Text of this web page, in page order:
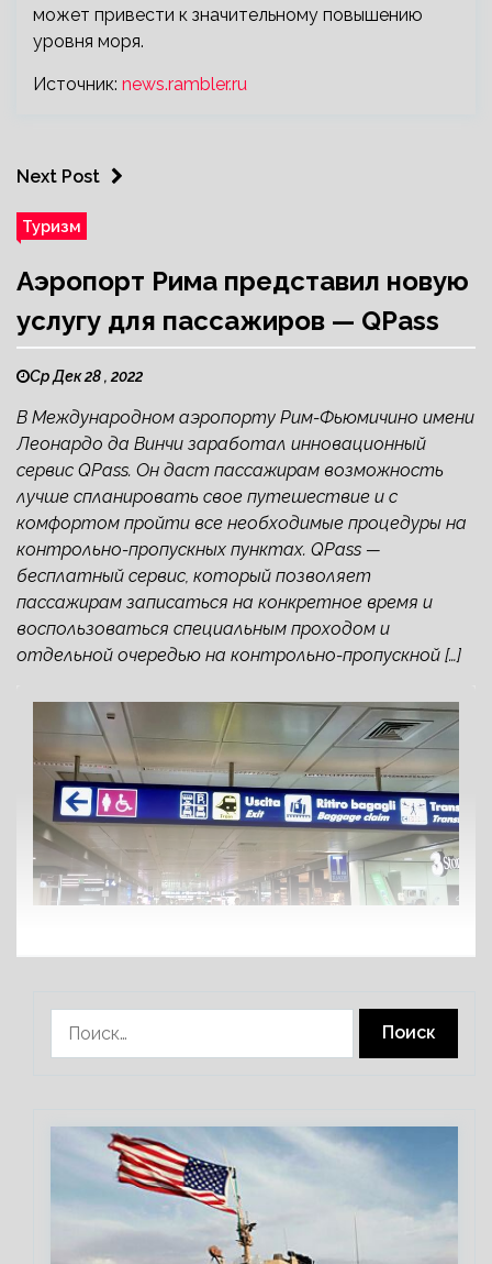
может привести к значительному повышению
уровня моря.
Источник: news.rambler.ru
Next Post
Туризм
Аэропорт Рима представил новую
услугу для пассажиров — QPass
Ср Дек 28 , 2022
В Международном аэропорту Рим-Фьюмичино имени
Леонардо да Винчи заработал инновационный
сервис QPass. Он даст пассажирам возможность
лучше спланировать свое путешествие и с
комфортом пройти все необходимые процедуры на
контрольно-пропускных пунктах. QPass —
бесплатный сервис, который позволяет
пассажирам записаться на конкретное время и
воспользоваться специальным проходом и
отдельной очередью на контрольно-пропускной […]